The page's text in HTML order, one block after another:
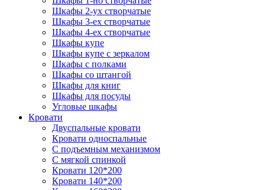
Шкафы 2-ух створчатые
Шкафы 3-ех створчатые
Шкафы 4-ех створчатые
Шкафы купе
Шкафы купе с зеркалом
Шкафы с полками
Шкафы со штангой
Шкафы для книг
Шкафы для посуды
Угловые шкафы
Кровати
Двуспальные кровати
Кровати односпальные
С подъемным механизмом
С мягкой спинкой
Кровати 120*200
Кровати 140*200